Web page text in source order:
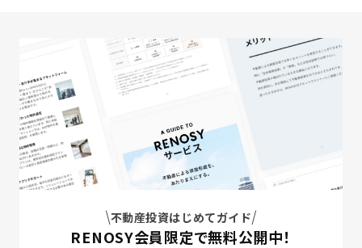
不動産投資はじめてガイド
RENOSY会員限定で無料公開中！